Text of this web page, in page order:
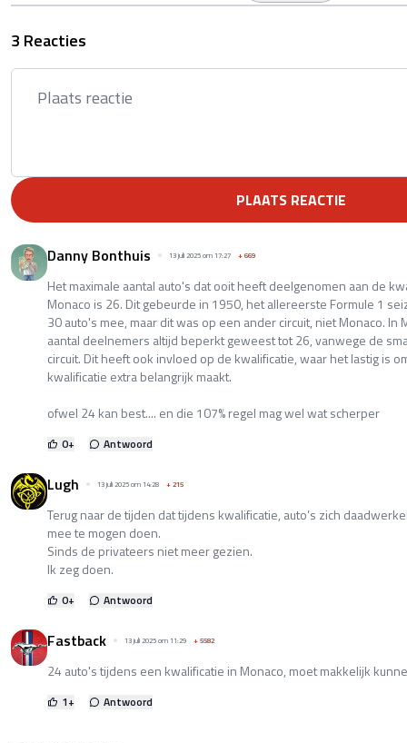
3 Reacties
PLAATS REACTIE
Danny Bonthuis 13 juli 2025 om 17:27 +669
Het maximale aantal auto's dat ooit heeft deelgenomen aan de
Monaco is 26. Dit gebeurde in 1950, het allereerste Formule 1
30 auto's mee, maar dit was op een ander circuit, niet Monaco. In
aantal deelnemers altijd beperkt geweest tot 26, vanwege de
circuit. Dit heeft ook invloed op de kwalificatie, waar het lastig is
kwalificatie extra belangrijk maakt.
ofwel 24 kan best.... en die 107% regel mag wel wat scherper
0+ Antwoord
Lugh 13 juli 2025 om 14:28 +215
Terug naar de tijden dat tijdens kwalificatie, auto’s zich
mee te mogen doen.
Sinds de privateers niet meer gezien.
Ik zeg doen.
0+ Antwoord
Fastback 13 juli 2025 om 11:29 +5582
24 auto's tijdens een kwalificatie in Monaco, moet makkelijk
1+ Antwoord